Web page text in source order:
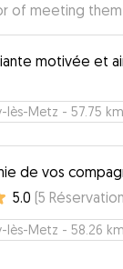
of meeting
took care
their involvement
we
recommend
come
motivée et
lès-Metz - 57.75 km
de vos
5.0 (5
lès-Metz - 58.26 km